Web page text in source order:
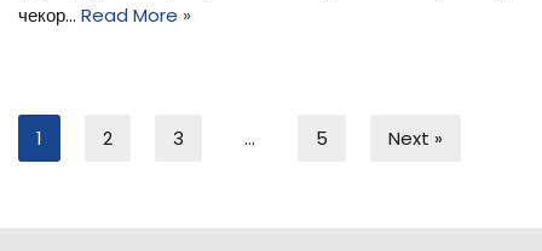
чекор… Read More »
1 2 3 … 5 Next »